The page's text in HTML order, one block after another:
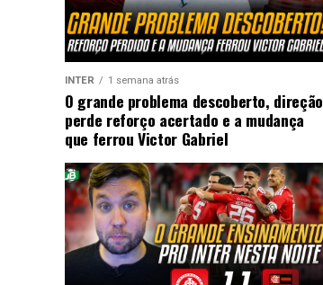
INTER 1 semana atrás
O grande problema descoberto, direção
perde reforço acertado e a mudança
que ferrou Victor Gabriel